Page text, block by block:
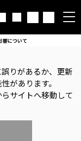
響について
りがあるか、更新
があります。
サイトへ移動して